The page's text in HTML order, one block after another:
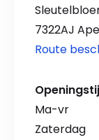
7322AJ
Route
Ma-vr
Zaterdag